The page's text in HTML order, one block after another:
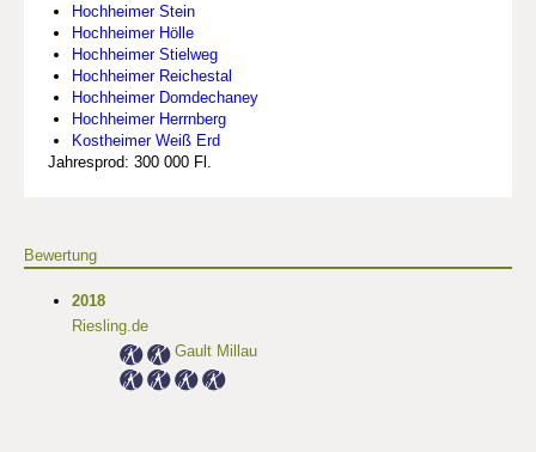
Hochheimer Stein
Hochheimer Hölle
Hochheimer Stielweg
Hochheimer Reichestal
Hochheimer Domdechaney
Hochheimer Herrnberg
Kostheimer Weiß Erd
Jahresprod: 300 000 Fl.
Bewertung
2018
Riesling.de
Gault Millau